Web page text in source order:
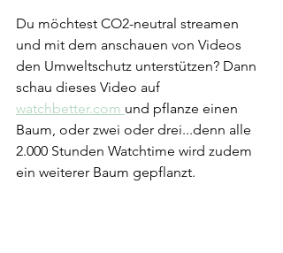
Du möchtest CO2-neutral streamen
und mit dem anschauen von Videos
den Umweltschutz unterstützen? Dann
schau dieses Video auf
watchbetter.com und pflanze einen
Baum, oder zwei oder drei...denn alle
2.000 Stunden Watchtime wird zudem
ein weiterer Baum gepflanzt.